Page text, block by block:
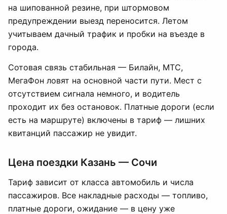
на шипованной резине, при штормовом
предупреждении выезд переносится. Летом
учитываем дачный трафик и пробки на въезде в
города.
Сотовая связь стабильная — Билайн, МТС,
МегаФон ловят на основной части пути. Мест с
отсутствием сигнала немного, и водитель
проходит их без остановок. Платные дороги (если
есть на маршруте) включены в тариф — лишних
квитанций пассажир не увидит.
Цена поездки Казань — Сочи
Тариф зависит от класса автомобиль и числа
пассажиров. Все накладные расходы — топливо,
платные дороги, ожидание — в цену уже